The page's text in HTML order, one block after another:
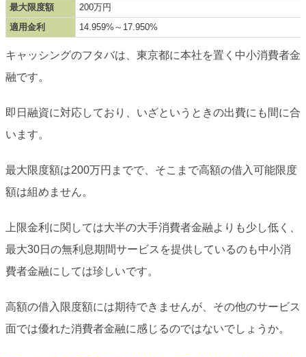
最大限度額
200万円
適用金利
14.959%～17.950%
キャッシングのフタバは、東京都に本社を置く中小消費者金
融です。
即日融資に対応しており、いざというときの出費にも間に合
います。
最大限度額は200万円までで、そこまで高額の借入可能限度
額は組めません。
上限金利に関しては大半の大手消費者金融よりも少し低く、
最大30日の無利息期間サービスを提供しているのも中小消
費者金融にしては珍しいです。
高額の借入限度額には期待できませんが、その他のサービス
面では優れた消費者金融に感じるのではないでしょうか。